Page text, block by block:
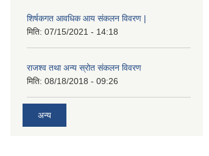
शिर्षकगत आवधिक आय संकलन विवरण |
मिति: 07/15/2021 - 14:18
राजश्व तथा अन्य स्रोत संकलन विवरण
मिति: 08/18/2018 - 09:26
अन्य